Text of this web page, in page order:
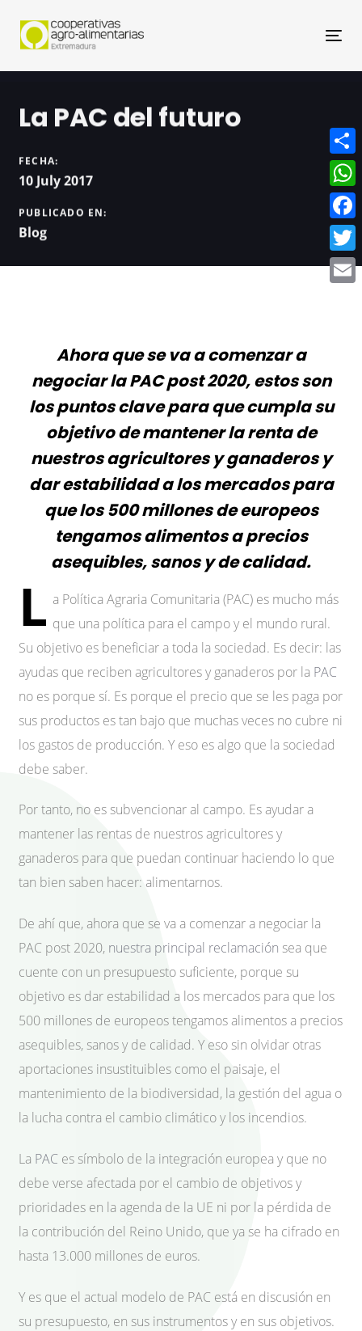
La PAC del futuro
FECHA:
10 July 2017
PUBLICADO EN:
Blog
Ahora que se va a comenzar a
negociar la PAC post 2020, estos son
los puntos clave para que cumpla su
objetivo de mantener la renta de
nuestros agricultores y ganaderos y
dar estabilidad a los mercados para
que los 500 millones de europeos
tengamos alimentos a precios
asequibles, sanos y de calidad.
L a Política Agraria Comunitaria (PAC) es mucho más
que una política para el campo y el mundo rural.
Su objetivo es beneficiar a toda la sociedad. Es decir: las
ayudas que reciben agricultores y ganaderos por la PAC
no es porque sí. Es porque el precio que se les paga por
sus productos es tan bajo que muchas veces no cubre ni
los gastos de producción. Y eso es algo que la sociedad
debe saber.
Por tanto, no es subvencionar al campo. Es ayudar a
mantener las rentas de nuestros agricultores y
ganaderos para que puedan continuar haciendo lo que
tan bien saben hacer: alimentarnos.
De ahí que, ahora que se va a comenzar a negociar la
PAC post 2020, nuestra principal reclamación sea que
cuente con un presupuesto suficiente, porque su
objetivo es dar estabilidad a los mercados para que los
500 millones de europeos tengamos alimentos a precios
asequibles, sanos y de calidad. Y eso sin olvidar otras
aportaciones insustituibles como el paisaje, el
mantenimiento de la biodiversidad, la gestión del agua o
la lucha contra el cambio climático y los incendios.
La PAC es símbolo de la integración europea y que no
debe verse afectada por el cambio de objetivos y
prioridades en la agenda de la UE ni por la pérdida de
la contribución del Reino Unido, que ya se ha cifrado en
hasta 13.000 millones de euros.
Y es que el actual modelo de PAC está en discusión en
su presupuesto, en sus instrumentos y en sus objetivos.